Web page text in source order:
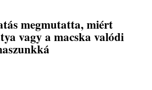
megmutatta, miért
vagy a macska valódi